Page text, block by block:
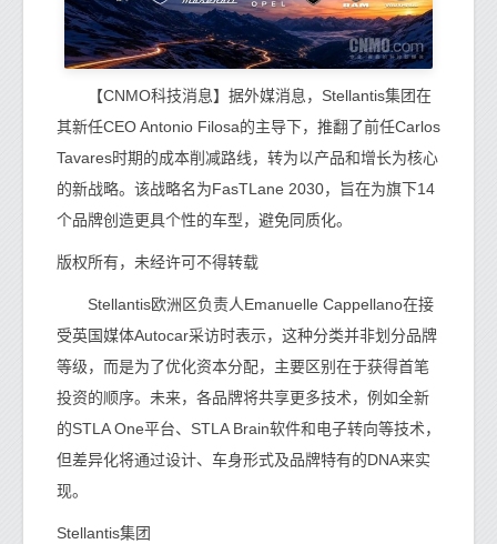
【CNMO科技消息】据外媒消息，Stellantis集团在
其新任CEO Antonio Filosa的主导下，推翻了前任Carlos
Tavares时期的成本削减路线，转为以产品和增长为核心
的新战略。该战略名为FasTLane 2030，旨在为旗下14
个品牌创造更具个性的车型，避免同质化。
版权所有，未经许可不得转载
Stellantis欧洲区负责人Emanuelle Cappellano在接
受英国媒体Autocar采访时表示，这种分类并非划分品牌
等级，而是为了优化资本分配，主要区别在于获得首笔
投资的顺序。未来，各品牌将共享更多技术，例如全新
的STLA One平台、STLA Brain软件和电子转向等技术，
但差异化将通过设计、车身形式及品牌特有的DNA来实
现。
Stellantis集团